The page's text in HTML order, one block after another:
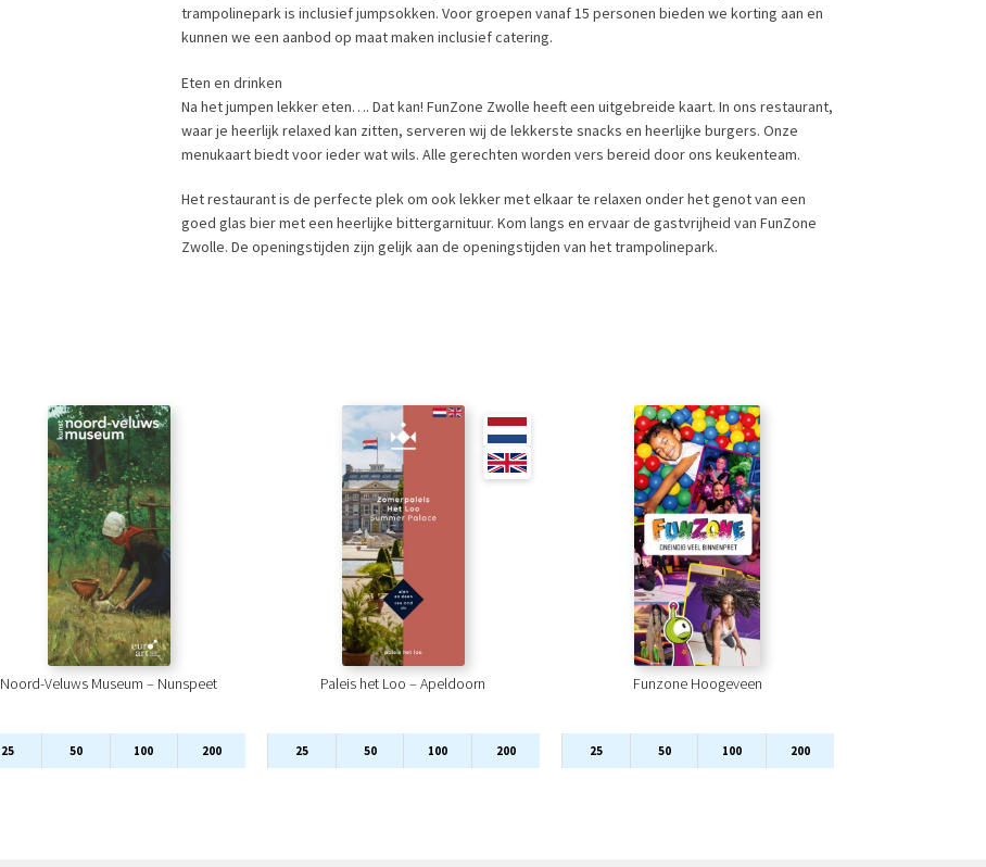
trampolinepark is inclusief jumpsokken. Voor groepen vanaf 15 personen bieden we korting aan en
kunnen we een aanbod op maat maken inclusief catering.
Eten en drinken
Na het jumpen lekker eten…. Dat kan! FunZone Zwolle heeft een uitgebreide kaart. In ons restaurant,
waar je heerlijk relaxed kan zitten, serveren wij de lekkerste snacks en heerlijke burgers. Onze
menukaart biedt voor ieder wat wils. Alle gerechten worden vers bereid door ons keukenteam.
Het restaurant is de perfecte plek om ook lekker met elkaar te relaxen onder het genot van een
goed glas bier met een heerlijke bittergarnituur. Kom langs en ervaar de gastvrijheid van FunZone
Zwolle. De openingstijden zijn gelijk aan de openingstijden van het trampolinepark.
Noord-Veluws Museum – Nunspeet
25 50 100 200
Paleis het Loo – Apeldoorn
25 50 100 200
Funzone Hoogeveen
25 50 100 200